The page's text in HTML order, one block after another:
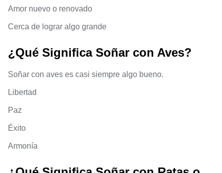
Amor nuevo o renovado
Cerca de lograr algo grande
¿Qué Significa Soñar con Aves?
Soñar con aves es casi siempre algo bueno.
Libertad
Paz
Éxito
Armonía